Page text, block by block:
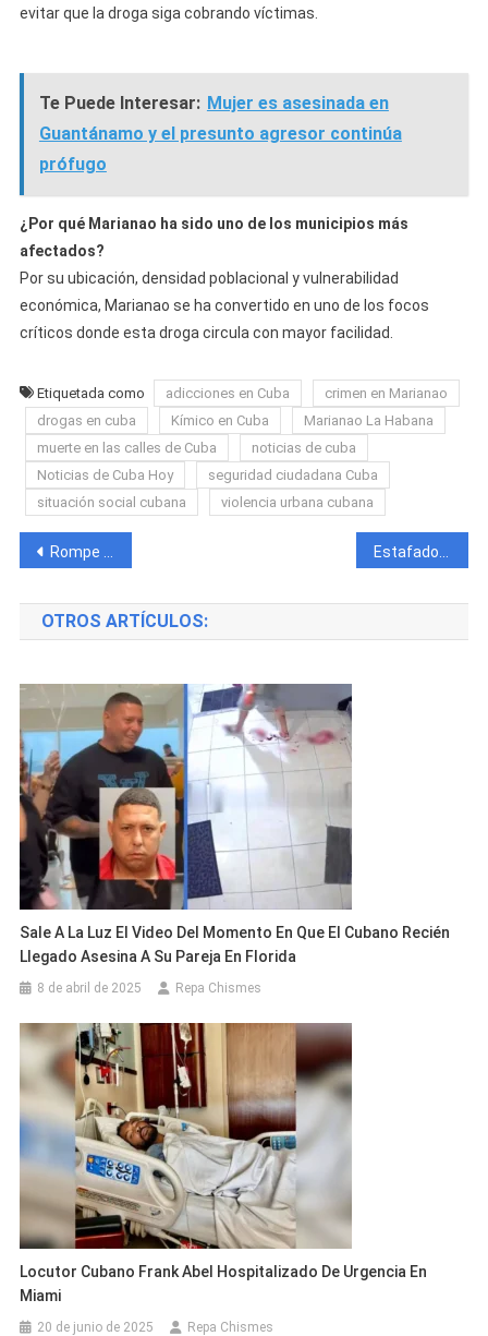
evitar que la droga siga cobrando víctimas.
Te Puede Interesar: Mujer es asesinada en
Guantánamo y el presunto agresor continúa
prófugo
¿Por qué Marianao ha sido uno de los municipios más
afectados?
Por su ubicación, densidad poblacional y vulnerabilidad
económica, Marianao se ha convertido en uno de los focos
críticos donde esta droga circula con mayor facilidad.
Etiquetada como adicciones en Cuba
crimen en Marianao
drogas en cuba
Kímico en Cuba
Marianao La Habana
muerte en las calles de Cuba
noticias de cuba
Noticias de Cuba Hoy
seguridad ciudadana Cuba
situación social cubana
violencia urbana cubana
Navegación
de
entradas
Rompe el silencio la hija del cubano que asesinó a su ex pareja en Nashville: “Fueron 24 años de abuso” Estafador capturado tras defraudar más de 2 millones de pesos cubanos
OTROS ARTÍCULOS:
Sale A La Luz El Video Del Momento En Que El Cubano Recién
Llegado Asesina A Su Pareja En Florida
8 de abril de 2025 Repa Chismes
Locutor Cubano Frank Abel Hospitalizado De Urgencia En
Miami
20 de junio de 2025 Repa Chismes